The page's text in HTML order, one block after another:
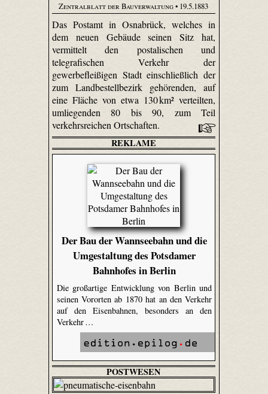
Zentralblatt der Bauverwaltung• 19.5.1883
Das Postamt in Osnabrück, welches in
dem neuen Gebäude seinen Sitz hat,
vermittelt den postalischen und
telegrafischen Verkehr der
gewerbefleißigen Stadt einschließlich der
zum Landbestellbezirk gehörenden, auf
eine Fläche von etwa 130 km² verteilten,
umliegenden 80 bis 90, zum Teil
verkehrsreichen Ortschaften.
REKLAME
Der Bau der Wannseebahn und die
Umgestaltung des Potsdamer
Bahnhofes in Berlin
Die großartige Entwicklung von Berlin und
seinen Vororten ab 1870 hat an den Verkehr
auf den Eisenbahnen, besonders an den
Verkehr …
POSTWESEN